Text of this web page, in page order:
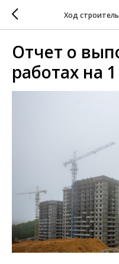
Ход
Отчет о
работах на